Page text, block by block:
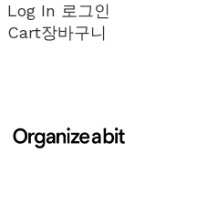
Log In 로그인
Cart장바구니